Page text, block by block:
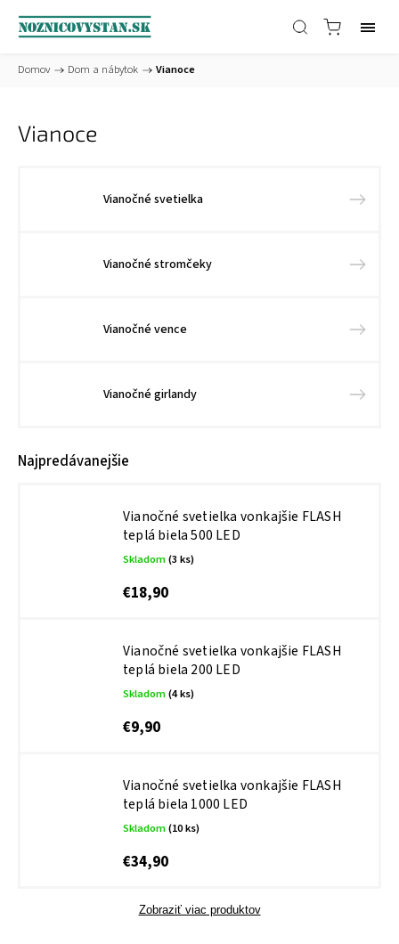
Domov / Dom a nábytok / Vianoce
Vianoce
Vianočné svetielka
Vianočné stromčeky
Vianočné vence
Vianočné girlandy
Najpredávanejšie
Vianočné svetielka vonkajšie FLASH
teplá biela 500 LED
Skladom(3 ks)
€18,90
Vianočné svetielka vonkajšie FLASH
teplá biela 200 LED
Skladom(4 ks)
€9,90
Vianočné svetielka vonkajšie FLASH
teplá biela 1000 LED
Skladom(10 ks)
€34,90
Zobraziť viac produktov